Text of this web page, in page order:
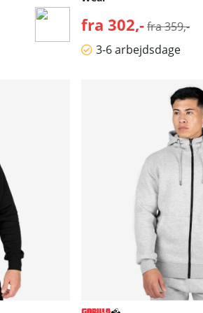
fra 302,-Normalpris:
fra 359,-
3-6 arbejdsdage